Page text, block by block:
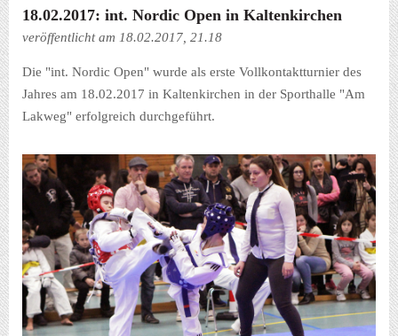
18.02.2017: int. Nordic Open in Kaltenkirchen
veröffentlicht am 18.02.2017, 21.18
Die "int. Nordic Open" wurde als erste Vollkontaktturnier des
Jahres am 18.02.2017 in Kaltenkirchen in der Sporthalle "Am
Lakweg" erfolgreich durchgeführt.